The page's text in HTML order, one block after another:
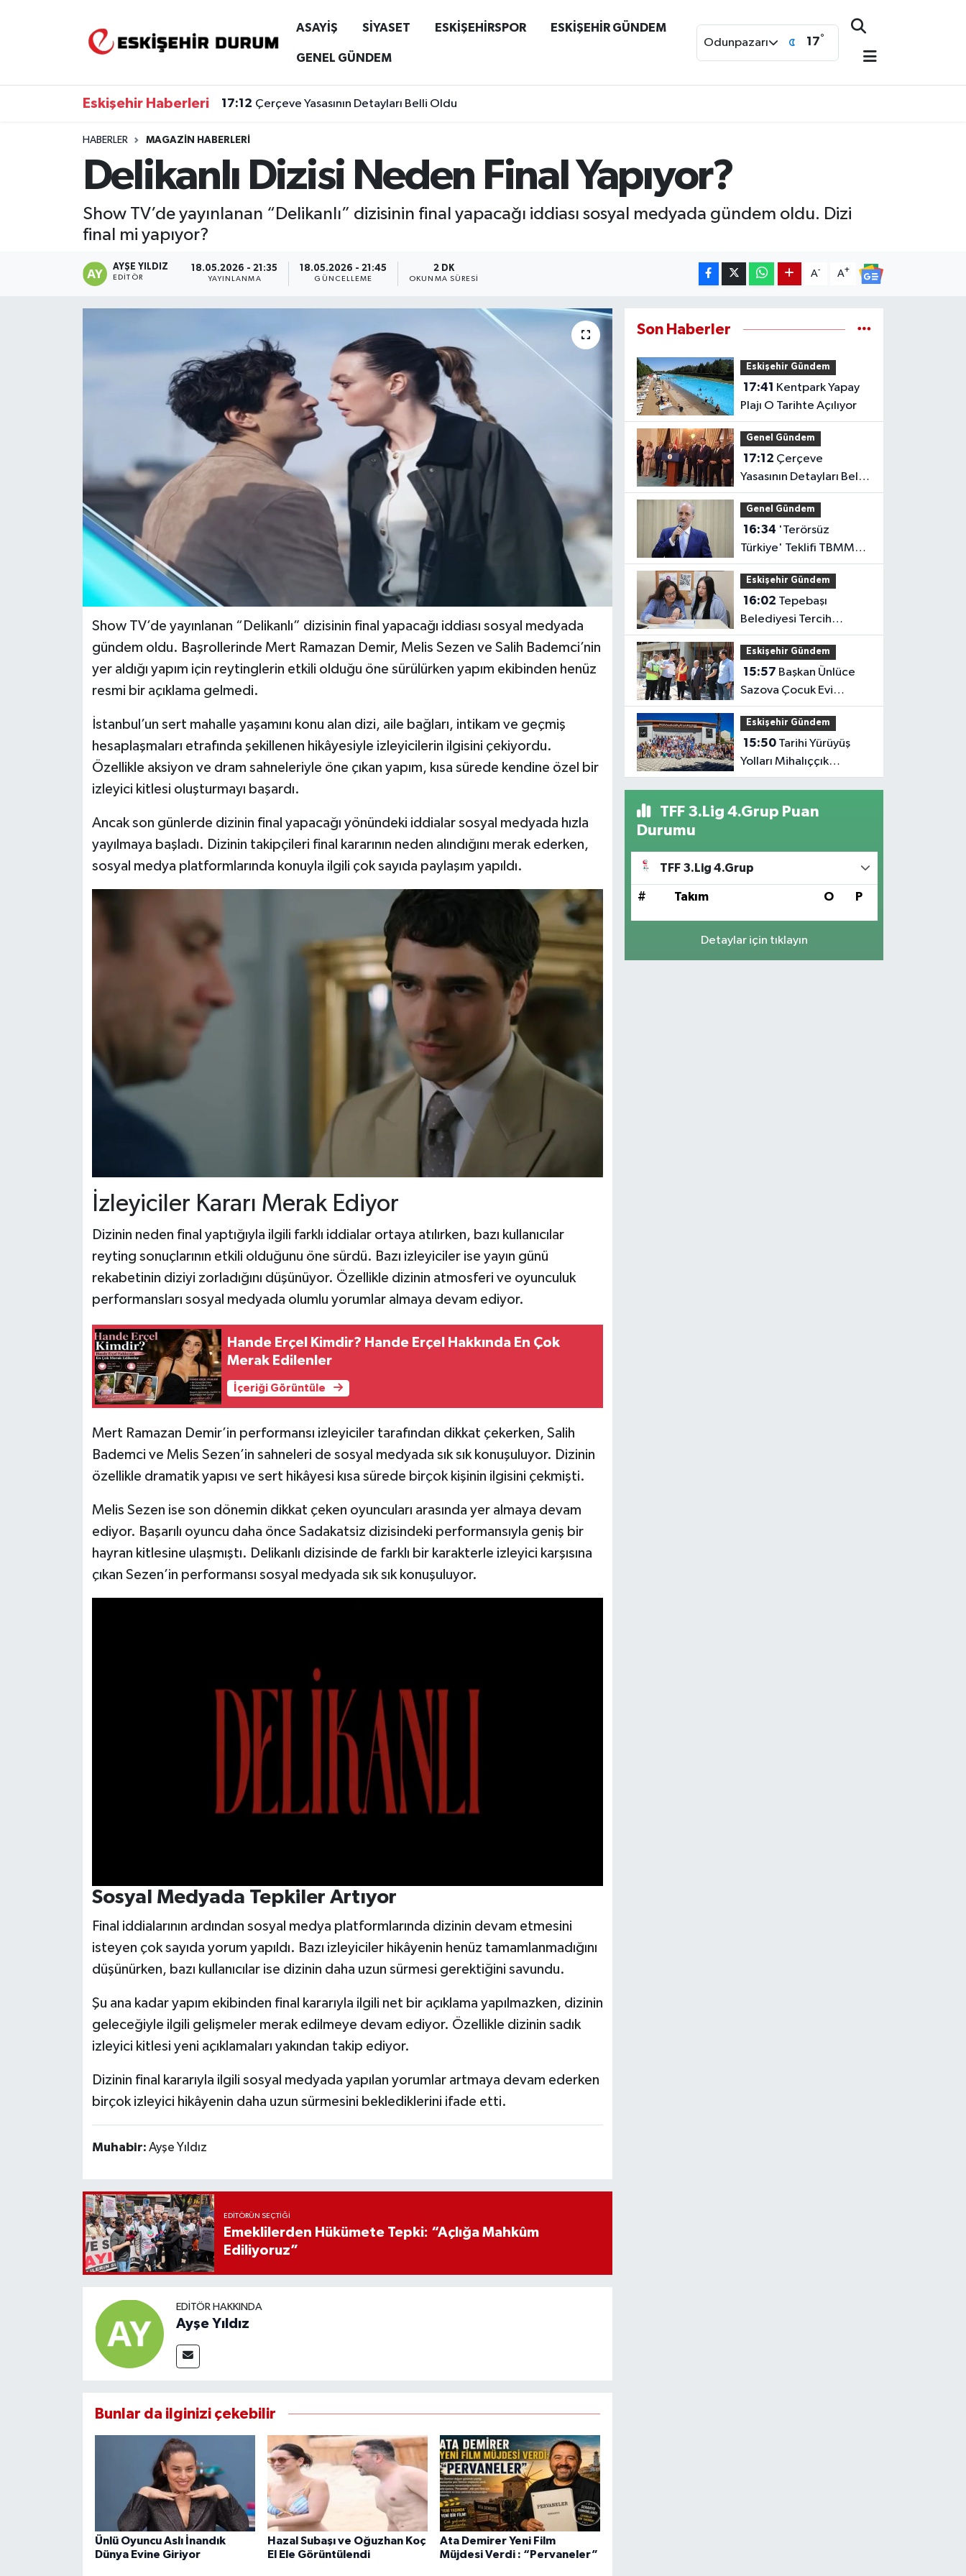
ASAYİŞ SİYASET ESKİŞEHİRSPOR ESKİŞEHİR GÜNDEM
GENEL GÜNDEM
Odunpazarı 17°
Eskişehir Haberleri 17:12 Çerçeve Yasasının Detayları Belli Oldu
HABERLER MAGAZIN HABERLERI
Delikanlı Dizisi Neden Final Yapıyor?
Show TV’de yayınlanan “Delikanlı” dizisinin final yapacağı iddiası sosyal medyada gündem oldu. Dizi
final mi yapıyor?
AYŞE YILDIZ
EDITÖR
18.05.2026 - 21:35
YAYINLANMA
18.05.2026 - 21:45
GÜNCELLEME
2 DK
OKUNMA SÜRESI
A- A+
Show TV’de yayınlanan “Delikanlı” dizisinin final yapacağı iddiası sosyal medyada
gündem oldu. Başrollerinde Mert Ramazan Demir, Melis Sezen ve Salih Bademci’nin
yer aldığı yapım için reytinglerin etkili olduğu öne sürülürken yapım ekibinden henüz
resmi bir açıklama gelmedi.
İstanbul’un sert mahalle yaşamını konu alan dizi, aile bağları, intikam ve geçmiş
hesaplaşmaları etrafında şekillenen hikâyesiyle izleyicilerin ilgisini çekiyordu.
Özellikle aksiyon ve dram sahneleriyle öne çıkan yapım, kısa sürede kendine özel bir
izleyici kitlesi oluşturmayı başardı.
Ancak son günlerde dizinin final yapacağı yönündeki iddialar sosyal medyada hızla
yayılmaya başladı. Dizinin takipçileri final kararının neden alındığını merak ederken,
sosyal medya platformlarında konuyla ilgili çok sayıda paylaşım yapıldı.
İzleyiciler Kararı Merak Ediyor
Dizinin neden final yaptığıyla ilgili farklı iddialar ortaya atılırken, bazı kullanıcılar
reyting sonuçlarının etkili olduğunu öne sürdü. Bazı izleyiciler ise yayın günü
rekabetinin diziyi zorladığını düşünüyor. Özellikle dizinin atmosferi ve oyunculuk
performansları sosyal medyada olumlu yorumlar almaya devam ediyor.
Hande Erçel Kimdir? Hande Erçel Hakkında En Çok
Merak Edilenler
İçeriği Görüntüle
Mert Ramazan Demir’in performansı izleyiciler tarafından dikkat çekerken, Salih
Bademci ve Melis Sezen’in sahneleri de sosyal medyada sık sık konuşuluyor. Dizinin
özellikle dramatik yapısı ve sert hikâyesi kısa sürede birçok kişinin ilgisini çekmişti.
Melis Sezen ise son dönemin dikkat çeken oyuncuları arasında yer almaya devam
ediyor. Başarılı oyuncu daha önce Sadakatsiz dizisindeki performansıyla geniş bir
hayran kitlesine ulaşmıştı. Delikanlı dizisinde de farklı bir karakterle izleyici karşısına
çıkan Sezen’in performansı sosyal medyada sık sık konuşuluyor.
Sosyal Medyada Tepkiler Artıyor
Final iddialarının ardından sosyal medya platformlarında dizinin devam etmesini
isteyen çok sayıda yorum yapıldı. Bazı izleyiciler hikâyenin henüz tamamlanmadığını
düşünürken, bazı kullanıcılar ise dizinin daha uzun sürmesi gerektiğini savundu.
Şu ana kadar yapım ekibinden final kararıyla ilgili net bir açıklama yapılmazken, dizinin
geleceğiyle ilgili gelişmeler merak edilmeye devam ediyor. Özellikle dizinin sadık
izleyici kitlesi yeni açıklamaları yakından takip ediyor.
Dizinin final kararıyla ilgili sosyal medyada yapılan yorumlar artmaya devam ederken
birçok izleyici hikâyenin daha uzun sürmesini beklediklerini ifade etti.
Muhabir: Ayşe Yıldız
EDITÖRÜN SEÇTIĞI
Emeklilerden Hükümete Tepki: “Açlığa Mahkûm
Ediliyoruz”
EDITÖR HAKKINDA
Ayşe Yıldız
Bunlar da ilginizi çekebilir
Ünlü Oyuncu Aslı İnandık
Dünya Evine Giriyor
Hazal Subaşı ve Oğuzhan Koç
El Ele Görüntülendi
Ata Demirer Yeni Film
Müjdesi Verdi : “Pervaneler”
Son Haberler
Eskişehir Gündem
17:41
Plajı O Tarihte Açılıyor
Genel Gündem
17:12
Yasasının Detayları Belli
Oldu
Genel Gündem
16:34
Türkiye' Teklifi TBMM
Başkanlığına Sunuldu
Eskişehir Gündem
16:02
Belediyesi Tercih
Desteğiyle Gençlerin
Yanında
Eskişehir Gündem
15:57
Sazova Çocuk Evi
İnşaatını İnceledi
Eskişehir Gündem
15:50Tarihi Yürüyüş
Yolları Mihalıççık
Rotasıyla Devam Etti
TFF 3.Lig 4.Grup Puan
Durumu
TFF 3.Lig 4.Grup
# Takım O P
Detaylar için tıklayın
Eskişehir Nöbetçi Eczaneler
Eskişehir Trafik Yoğunluk Haritası
Tüm Manşetler
Son Dakika Haberleri
Haber Arşivi